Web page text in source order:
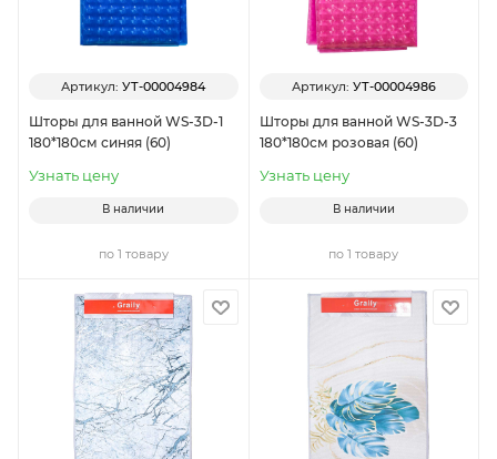
Артикул:УТ-00004984
Шторы для ванной WS-3D-1
180*180см синяя (60)
Узнать цену
В наличии
по 1 товару
Артикул: УТ-00004986
Шторы для ванной WS-3D-3
180*180см розовая (60)
Узнать цену
В наличии
по 1 товару